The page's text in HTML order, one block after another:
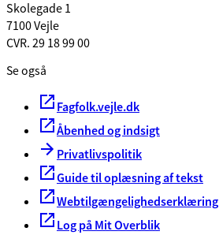
Skolegade 1
7100 Vejle
CVR. 29 18 99 00
Se også
Fagfolk.vejle.dk
Åbenhed og indsigt
Privatlivspolitik
Guide til oplæsning af tekst
Webtilgængelighedserklæring
Log på Mit Overblik